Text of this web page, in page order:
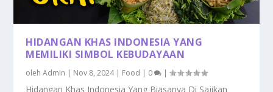
HIDANGAN KHAS INDONESIA YANG
MEMILIKI SIMBOL KEBUDAYAAN
olehAdmin | Nov 8, 2024| Food | 0 |
Hidangan Khas Indonesia Yang Biasanya Di Sajikan